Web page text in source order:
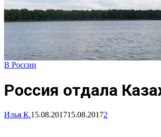
В России
Россия отдала
Илья К.15.08.201715.08.20172